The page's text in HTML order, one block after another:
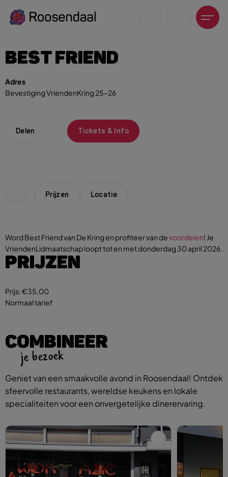
UITagenda
BEST FRIEND
Adres
Bevestiging VriendenKring 25-26
Delen Tickets & Info
Prijzen Locatie
Word Best Friend van De Kring en profiteer van devoordelen! Je
VriendenLidmaatschap loopt tot en met donderdag 30 april 2026.
PRIJZEN
Prijs:€35,00
Normaal tarief
COMBINEER
je bezoek
Geniet van een smaakvolle avond in Roosendaal! Ontdek
sfeervolle restaurants, wereldse keukens en lokale
specialiteiten voor een onvergetelijke dinerervaring.